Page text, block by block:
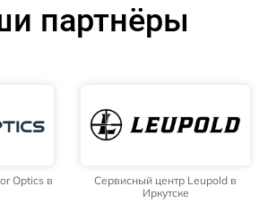
партнёры
Optics в
Сервисный центр Leupold в
Иркутске